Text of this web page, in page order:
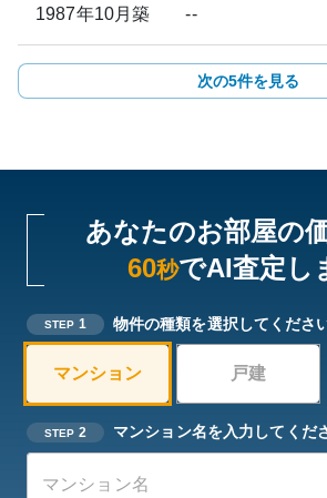
1987年10月築 --
次の5件を見る
あなたのお部屋の
60秒でAI査定し
STEP 1 物件の種類を選択してくださ
マンション 戸建
STEP 2 マンション名を入力してくだ